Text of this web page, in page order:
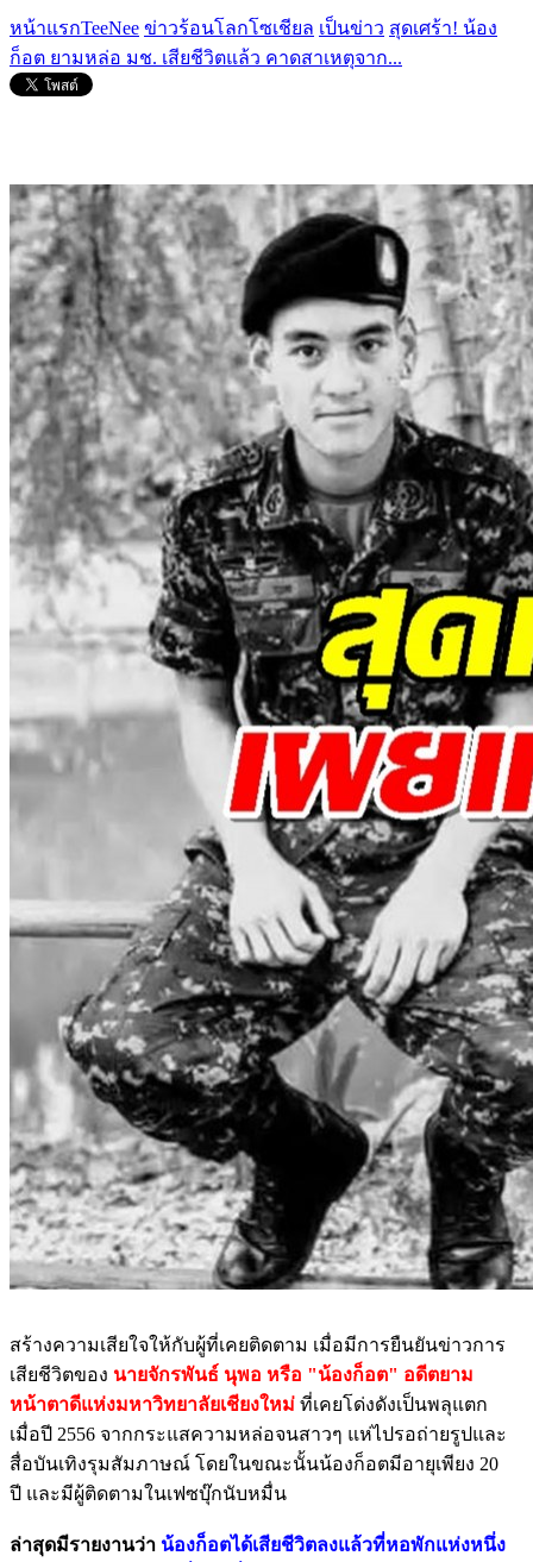
หน้าแรกTeeNee ข่าวร้อนโลกโซเชียล เป็นข่าว สุดเศร้า! น้อง
ก็อต ยามหล่อ มช. เสียชีวิตแล้ว คาดสาเหตุจาก...
สร้างความเสียใจให้กับผู้ที่เคยติดตาม เมื่อมีการยืนยันข่าวการ
เสียชีวิตของ นายจักรพันธ์ นุพอ หรือ "น้องก็อต" อดีตยาม
หน้าตาดีแห่งมหาวิทยาลัยเชียงใหม่ ที่เคยโด่งดังเป็นพลุแตก
เมื่อปี 2556 จากกระแสความหล่อจนสาวๆ แห่ไปรอถ่ายรูปและ
สื่อบันเทิงรุมสัมภาษณ์ โดยในขณะนั้นน้องก็อตมีอายุเพียง 20
ปี และมีผู้ติดตามในเฟซบุ๊กนับหมื่น
ล่าสุดมีรายงานว่า น้องก็อตได้เสียชีวิตลงแล้วที่หอพักแห่งหนึ่ง